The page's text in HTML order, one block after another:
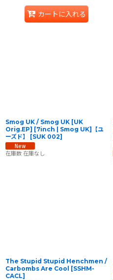
カートに入れる
Smog UK / Smog UK [UK
Orig.EP] [7inch | Smog UK]【ユ
ーズド】
[SUK 002]
在庫数 在庫なし
The Stupid Stupid Henchmen ‎/
Carbombs Are Cool
[SSHM-
CACL]